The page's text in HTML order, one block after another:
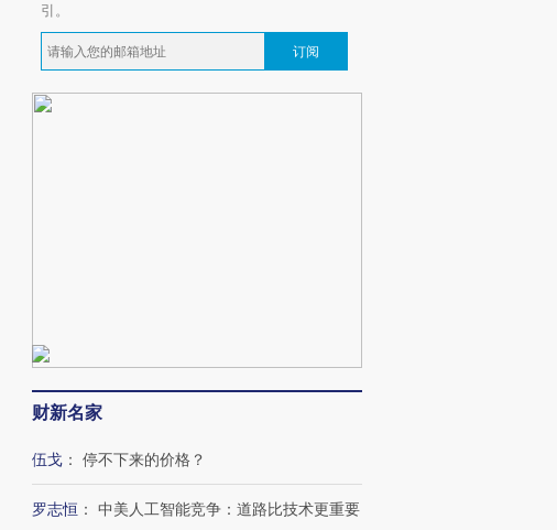
引。
订阅
财新名家
伍戈 ： 停不下来的价格？
罗志恒 ： 中美人工智能竞争：道路比技术更重要